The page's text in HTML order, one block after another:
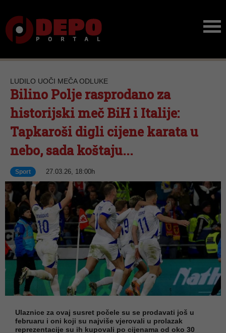
LUDILO UOČI MEČA ODLUKE
Bilino Polje rasprodano za
historijski meč BiH i Italije:
Tapkaroši digli cijene karata u
nebo, sada koštaju...
Sport 27.03.26, 18:00h
Ulaznice za ovaj susret počele su se prodavati još u
februaru i oni koji su najviše vjerovali u prolazak
reprezentacije su ih kupovali po cijenama od oko 30